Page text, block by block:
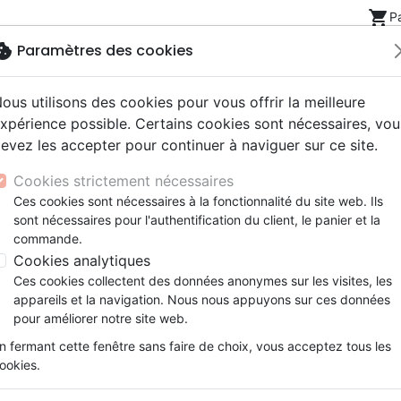
shopping_cart
NouveautésBibles
Segond 21
Segond
NEG
Livres
Famille, couple
Souffrance, Relation d'aide
Santé
eBooks
Couple
Méditations
Souffrance, Relation d'aide
Psychologie
Jeunesse
ans
Bibles jeunesse
Latino, Folk
Soul
Instrumental
Louange, Adoration
Hardrock, Métal
conférences
Documentaires, reportages
Accessoires de Bible
Papeterie
à Liège (Belgique), Eric Zander s'est formé comme
avant de suivre les cours de l'Institut Biblique
dans un projet d'implantation d'église. Appelé à
francophones de la Mission Evangélique Belge et
il
a quitté toutes ses responsabilités pour
d'une église qui s'enracine dans le cœur de
pour aujourd'hui. Il a repris les études
au Spurgeon's College à Londres.Ses
Paramètres des cookies
utilisons des cookies pour vous offrir la meilleure
possible. Certains cookies sont nécessaires,
les accepter pour continuer à naviguer sur ce site.
Cookies strictement nécessaires
Ces cookies sont nécessaires à la fonctionnalité du site web. Ils
sont nécessaires pour l'authentification du client, le panier et la
commande.
Cookies analytiques
Ces cookies collectent des données anonymes sur les visites, les
appareils et la navigation. Nous nous appuyons sur ces données
pour améliorer notre site web.
fermant cette fenêtre sans faire de choix, vous acceptez tous les